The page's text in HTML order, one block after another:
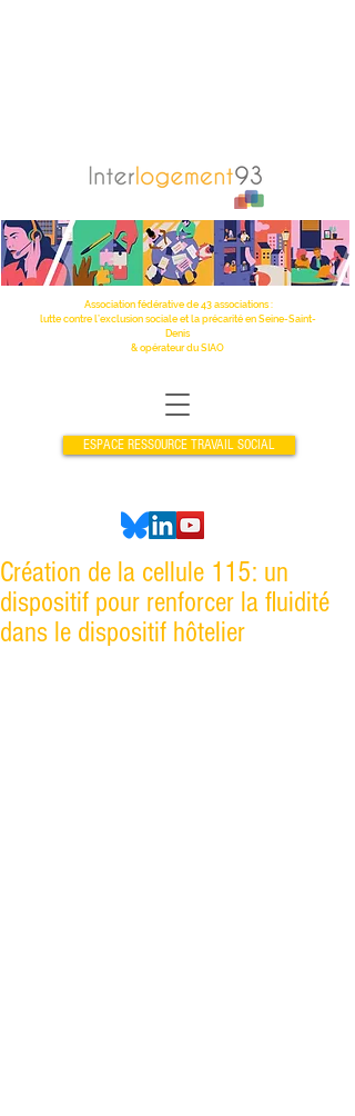
Association fédérative de 43 associations :
lutte contre l’exclusion sociale et la précarité en Seine-Saint-
Denis
& opérateur du SIAO
ESPACE RESSOURCE TRAVAIL SOCIAL
Création de la cellule 115: un
dispositif pour renforcer la fluidité
dans le dispositif hôtelier